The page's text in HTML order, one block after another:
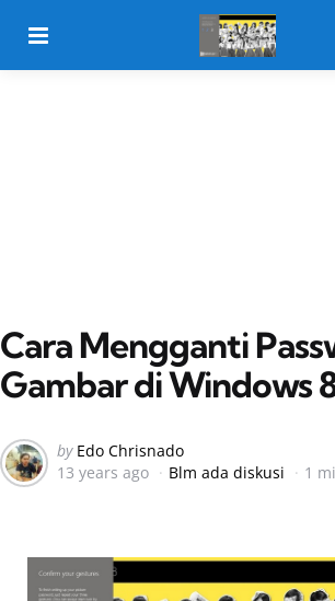
Cara Mengganti
Gambar di Windows
Posted
by
by Edo Chrisnado
13 years ago
Blm ada diskusi 1